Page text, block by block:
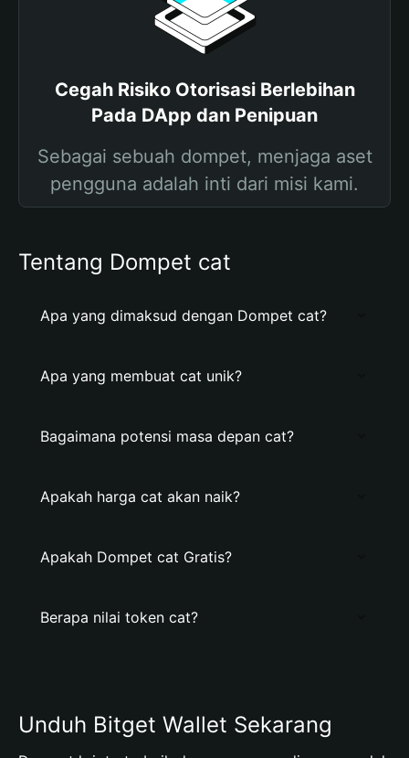
Cegah Risiko Otorisasi Berlebihan
Pada DApp dan Penipuan
Sebagai sebuah dompet, menjaga aset
pengguna adalah inti dari misi kami.
Tentang Dompet cat
Apa yang dimaksud dengan Dompet cat?
Apa yang membuat cat unik?
Bagaimana potensi masa depan cat?
Apakah harga cat akan naik?
Apakah Dompet cat Gratis?
Berapa nilai token cat?
Unduh Bitget Wallet Sekarang